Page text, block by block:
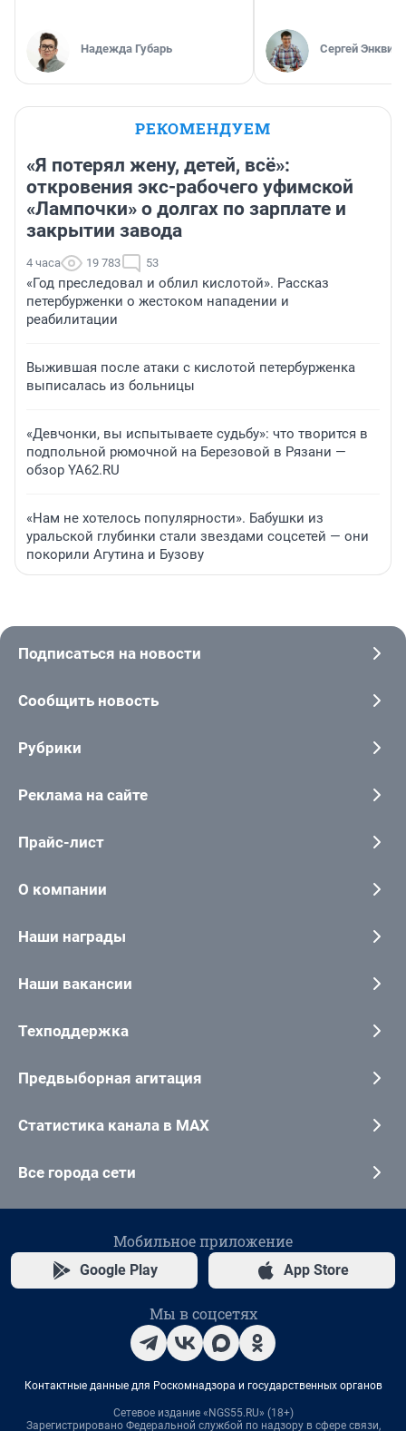
Надежда Губарь Сергей Энквист
РЕКОМЕНДУЕМ
«Я потерял жену, детей, всё»:
откровения экс-рабочего уфимской
«Лампочки» о долгах по зарплате и
закрытии завода
4 часа 19 783 53
«Год преследовал и облил кислотой». Рассказ
петербурженки о жестоком нападении и
реабилитации
Выжившая после атаки с кислотой петербурженка
выписалась из больницы
«Девчонки, вы испытываете судьбу»: что творится в
подпольной рюмочной на Березовой в Рязани —
обзор YA62.RU
«Нам не хотелось популярности». Бабушки из
уральской глубинки стали звездами соцсетей — они
покорили Агутина и Бузову
Подписаться на новости
Сообщить новость
Рубрики
Реклама на сайте
Прайс-лист
О компании
Наши награды
Наши вакансии
Техподдержка
Предвыборная агитация
Статистика канала в MAX
Все города сети
Мобильное приложение
Google Play App Store
Мы в соцсетях
Контактные данные для Роскомнадзора и государственных органов
Сетевое издание «NGS55.RU» (18+)
Зарегистрировано Федеральной службой по надзору в сфере связи,